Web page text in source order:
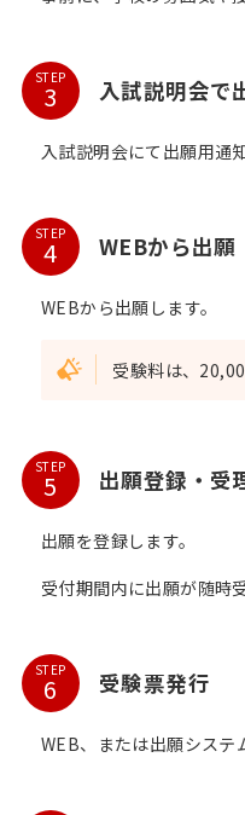
STEP 入試説明会で
入試説明会にて出願用通
STEP WEBから出願
WEBから出願します。
受験料は、
STEP 出願登録・受
出願を登録します。
受付期間内に出願が随時
STEP 受験票発行
WEB、または出願システ